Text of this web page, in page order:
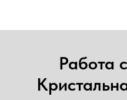
Работа